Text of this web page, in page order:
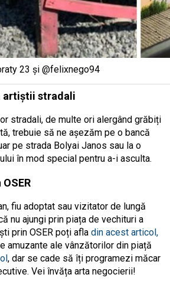
23 și @felixnego94
artiștii stradali
stradali, de multe ori alergând grăbiți
trebuie să ne așezăm pe o bancă
pe strada Bolyai Janos sau la o
în mod special pentru a-i asculta.
fiu adoptat sau vizitator de lungă
nu ajungi prin piața de vechituri a
prin OSER poți afla din acest articol,
amuzante ale vânzătorilor din piață
, dar se cade să îți programezi măcar
Vei învăța arta negocierii!